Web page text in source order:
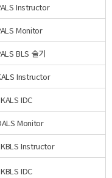
Instructor
Monitor
BLS 술기
Instructor
KALS IDC
Monitor
KBLS Instructor
KBLS IDC